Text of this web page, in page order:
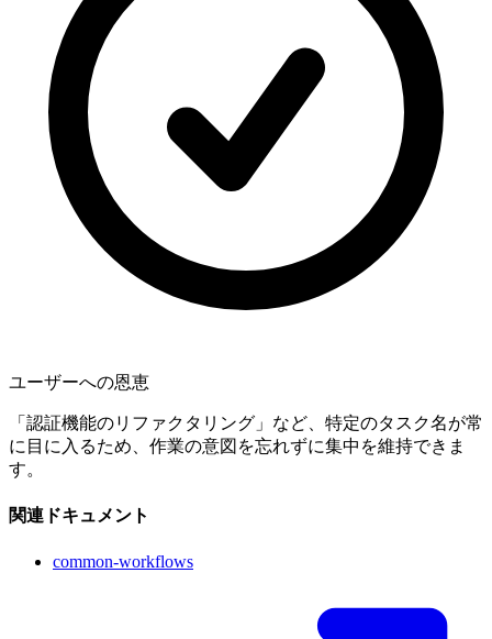
ユーザーへの恩恵
「認証機能のリファクタリング」など、特定のタスク名が常
に目に入るため、作業の意図を忘れずに集中を維持できま
す。
関連ドキュメント
common-workflows